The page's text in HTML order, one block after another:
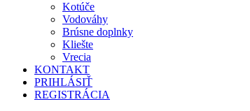
Kotúče
Vodováhy
Brúsne doplnky
Kliešte
Vrecia
KONTAKT
PRIHLÁSIŤ
REGISTRÁCIA